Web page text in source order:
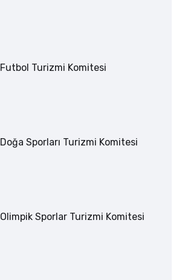
Futbol Turizmi Komitesi
Doğa Sporları Turizmi Komitesi
Olimpik Sporlar Turizmi Komitesi